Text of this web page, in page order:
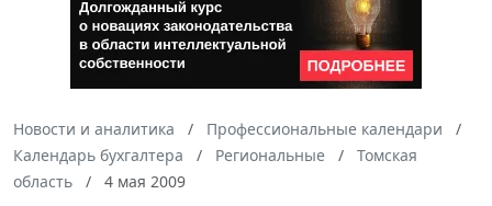
Новости и аналитика
Профессиональные календари
Календарь бухгалтера
Региональные
Томская
область
4 мая 2009